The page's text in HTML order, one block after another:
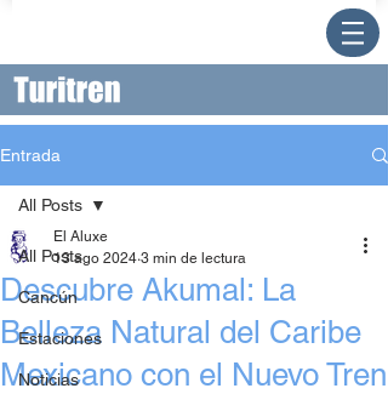
Entrada
All Posts
Cancún
Estaciones
Noticias
All Posts
Descubre Akumal: La
Belleza Natural del Caribe
Mexicano con el Nuevo Tren
El Aluxe
13 ago 2024 3 min de lectura